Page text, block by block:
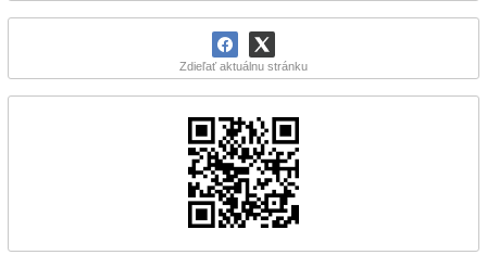
Zdieľať aktuálnu stránku